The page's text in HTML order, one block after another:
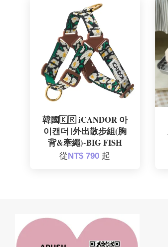
韓國🇰🇷 iCANDOR 아
이캔더 |外出散步組(胸
背&牽繩)-BIG FISH
從NT$ 790 起